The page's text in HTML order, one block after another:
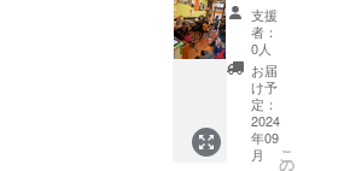
むら返
り、眠
れな
い、腰
痛が軽
減した
との報
告をい
ただい
テンジ
ン・ク
ンサン
は、日
本で唯
一、す
べての
チベッ
ト楽器
楽団と
丹野末
森 コ
ラボラ
イブの
入場券
を発行
させて
いただ
支援
者：
0人
お届
け予
定：
2024
年09
月
こ
の